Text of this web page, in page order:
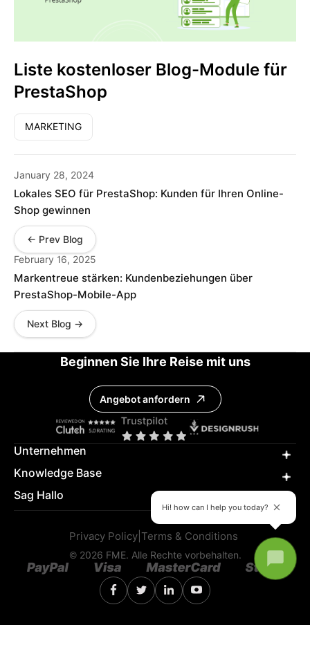
Liste kostenloser Blog-Module für
PrestaShop
MARKETING
January 28, 2024
Lokales SEO für PrestaShop: Kunden für Ihren Online-
Shop gewinnen
← Prev Blog
February 16, 2025
Markentreue stärken: Kundenbeziehungen über
PrestaShop-Mobile-App
Next Blog →
Beginnen Sie Ihre Reise mit uns
Angebot anfordern
Unternehmen
Knowledge Base
Sag Hallo
Hi! how can I help you today?
Privacy Policy| Terms & Conditions
© 2026 FME. Alle Rechte vorbehalten.